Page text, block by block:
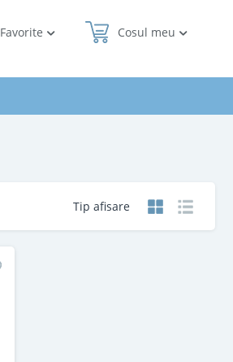
Cosul meu
Favorite
Tip afisare